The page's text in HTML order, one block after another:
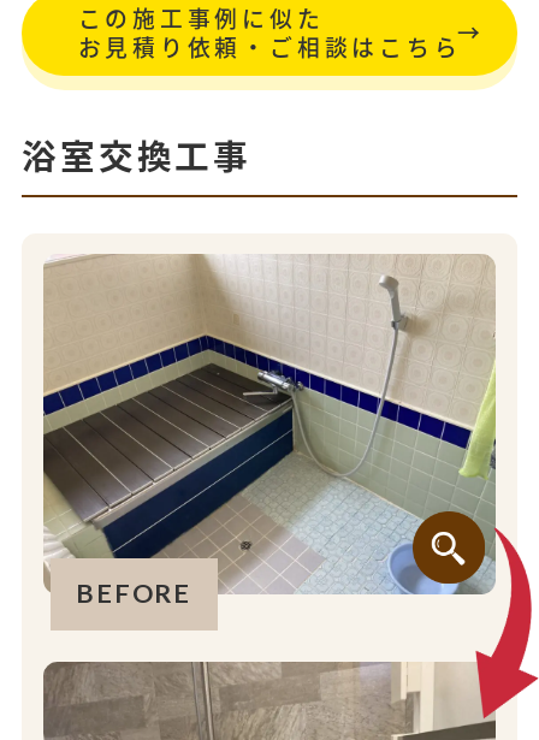
この施工事例に似た
お見積り依頼・ご相談はこちら
浴室交換工事
BEFORE